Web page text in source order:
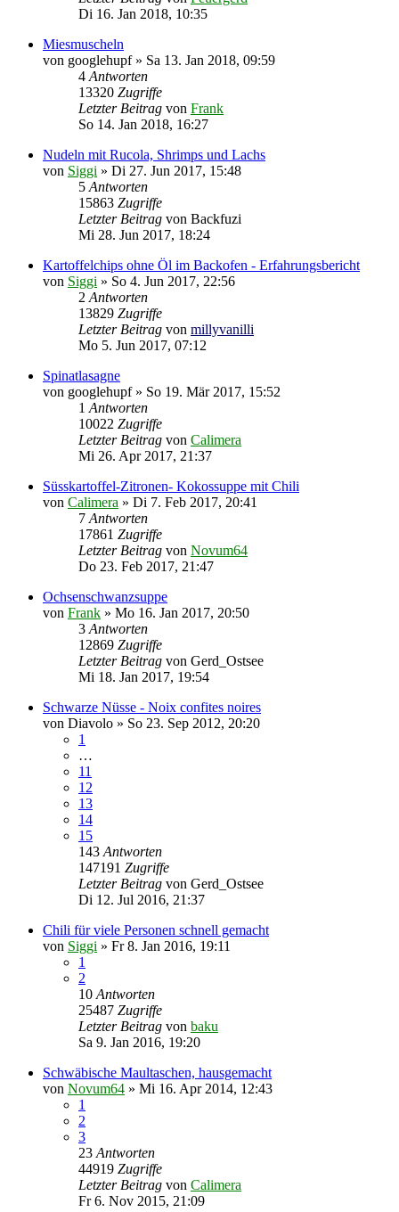
Di 16. Jan 2018, 10:35
Miesmuscheln
von googlehupf» Sa 13. Jan 2018, 09:59
4 Antworten
13320 Zugriffe
Letzter Beitrag von Frank
So 14. Jan 2018, 16:27
Nudeln mit Rucola, Shrimps und Lachs
von Siggi » Di 27. Jun 2017, 15:48
5 Antworten
15863 Zugriffe
Letzter Beitrag von Backfuzi
Mi 28. Jun 2017, 18:24
Kartoffelchips ohne Öl im Backofen - Erfahrungsbericht
von Siggi » So 4. Jun 2017, 22:56
2 Antworten
13829 Zugriffe
Letzter Beitrag von millyvanilli
Mo 5. Jun 2017, 07:12
Spinatlasagne
von googlehupf» So 19. Mär 2017, 15:52
1 Antworten
10022 Zugriffe
Letzter Beitrag von Calimera
Mi 26. Apr 2017, 21:37
Süsskartoffel-Zitronen- Kokossuppe mit Chili
von Calimera » Di 7. Feb 2017, 20:41
7 Antworten
17861 Zugriffe
Letzter Beitrag von Novum64
Do 23. Feb 2017, 21:47
Ochsenschwanzsuppe
von Frank » Mo 16. Jan 2017, 20:50
3 Antworten
12869 Zugriffe
Letzter Beitrag von Gerd_Ostsee
Mi 18. Jan 2017, 19:54
Schwarze Nüsse - Noix confites noires
von Diavolo » So 23. Sep 2012, 20:20
1
…
11
12
13
14
15
143 Antworten
147191 Zugriffe
Letzter Beitrag von Gerd_Ostsee
Di 12. Jul 2016, 21:37
Chili für viele Personen schnell gemacht
von Siggi » Fr 8. Jan 2016, 19:11
1
2
10 Antworten
25487 Zugriffe
Letzter Beitrag von baku
Sa 9. Jan 2016, 19:20
Schwäbische Maultaschen, hausgemacht
von Novum64 » Mi 16. Apr 2014, 12:43
1
2
3
23 Antworten
44919 Zugriffe
Letzter Beitrag von Calimera
Fr 6. Nov 2015, 21:09